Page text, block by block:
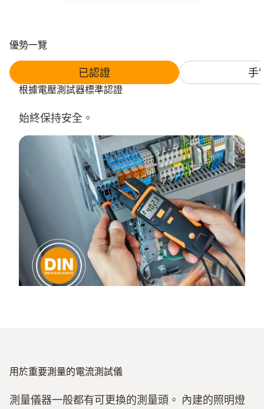
優勢一覽
已認證 手
根據電壓測試器標準認證
始終保持安全。
用於重要測量的電流測試儀
測量儀器一般都有可更換的測量頭。 內建的照明燈